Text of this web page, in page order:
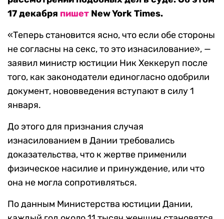
17 декабря пишет New York Times.
«Теперь становится ясно, что если обе стороны
не согласны на секс, то это изнасилование», —
заявил министр юстиции Ник Хеккеруп после
того, как законодатели единогласно одобрили
документ, нововведения вступают в силу 1
января.
До этого для признания случая
изнасилованием в Дании требовались
доказательства, что к жертве применили
физическое насилие и принуждение, или что
она не могла сопротивляться.
По данным Министерства юстиции Дании,